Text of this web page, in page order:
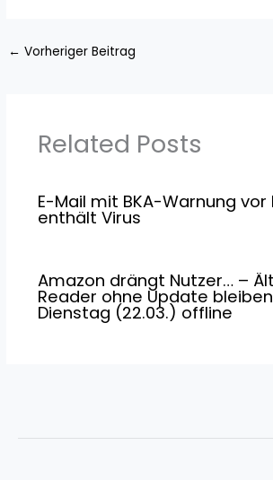
← Vorheriger Beitrag
Related Posts
E-Mail mit BKA-Warnung vor
enthält Virus
Amazon drängt Nutzer… –
Reader ohne Update
Dienstag (22.03.) offline